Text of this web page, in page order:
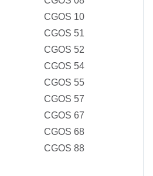
CGOS 10
CGOS 51
CGOS 52
CGOS 54
CGOS 55
CGOS 57
CGOS 67
CGOS 68
CGOS 88